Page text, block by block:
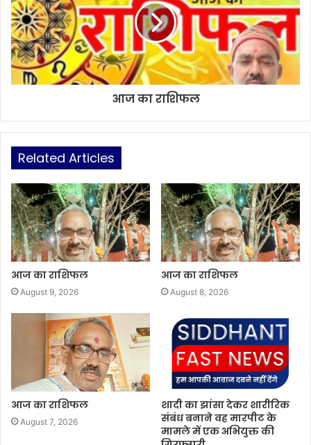
आज का राशिफल
Related Articles
आज का राशिफल
August 9, 2026
आज का राशिफल
August 8, 2026
आज का राशिफल
August 7, 2026
शादी का झांसा देकर शारीरिक
संबंध बनाने वह मारपीट के
मामले में एक अभियुक्त की